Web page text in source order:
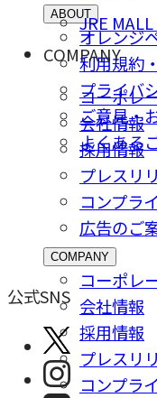
JRE
ABOUT
オレンジ
利用規約
プライバ
ご意⾒・
よくある
COMPANY
コーポレ
会社情報
採⽤情報
プレスリ
コンプラ
広告のご
COMPANY
コーポレ
会社情報
採⽤情報
プレスリ
コンプラ
公式SNS